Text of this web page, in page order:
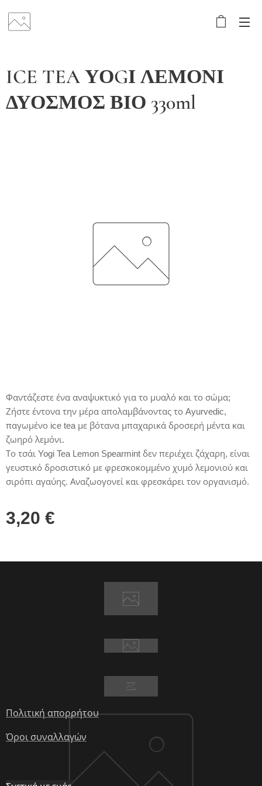
ICE TEA ΥΟGΙ ΛΕΜΟΝΙ
ΔΥΟΣΜΟΣ ΒΙΟ 330ml
Φαντάζεστε ένα αναψυκτικό για το μυαλό και το σώμα;
Ζήστε έντονα την μέρα απολαμβάνοντας το Ayurvedic,
παγωμένο ice tea με βότανα μπαχαρικά δροσερή μέντα και
ζωηρό λεμόνι.
Το τσάι Yogi Tea Lemon Spearmint δεν περιέχει ζάχαρη, είναι
γευστικό δροσιστικό με φρεσκοκομμένο χυμό λεμονιού και
σιρόπι αγαύης. Αναζωογονεί και φρεσκάρει τον οργανισμό.
3,20 €
Πολιτική απορρήτου
Όροι συναλλαγών